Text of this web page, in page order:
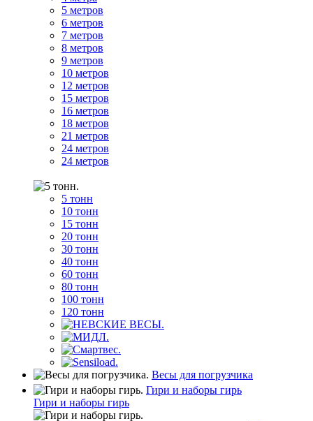
5 метров
6 метров
7 метров
8 метров
9 метров
10 метров
12 метров
15 метров
16 метров
18 метров
21 метров
24 метров
24 метров
5 тонн
10 тонн
15 тонн
20 тонн
30 тонн
40 тонн
60 тонн
80 тонн
100 тонн
120 тонн
Весы для погрузчика
Гири и наборы гирь
Гири и наборы гирь